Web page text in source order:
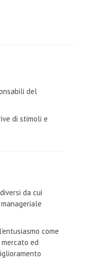
del
di stimoli e
da cui
come
ed